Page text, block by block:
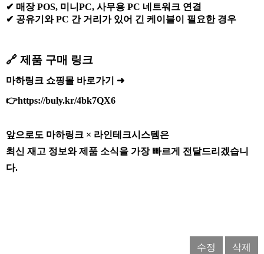
✔ 매장 POS, 미니PC, 사무용 PC 네트워크 연결
✔ 공유기와 PC 간 거리가 있어 긴 케이블이 필요한 경우
🔗 제품 구매 링크
마하링크 쇼핑몰 바로가기 ➜
👉https://buly.kr/4bk7QX6
앞으로도 마하링크 × 라인테크시스템은
최신 재고 정보와 제품 소식을 가장 빠르게 전달드리겠습니
다.
수정 삭제